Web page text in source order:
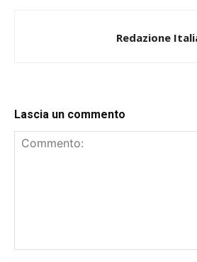
Redazione
Lascia un commento